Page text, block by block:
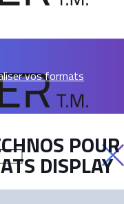
vos formats
POUR
DISPLAY